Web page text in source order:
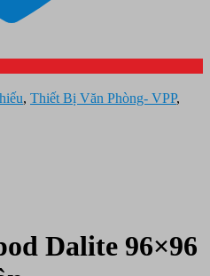
, Thiết Bị Văn Phòng- VPP,
Dalite 96×96